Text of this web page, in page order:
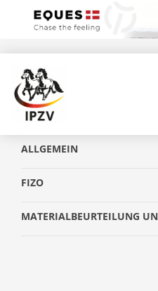
ALLGEMEIN
FIZO
MATERIALBEURTEILUNG